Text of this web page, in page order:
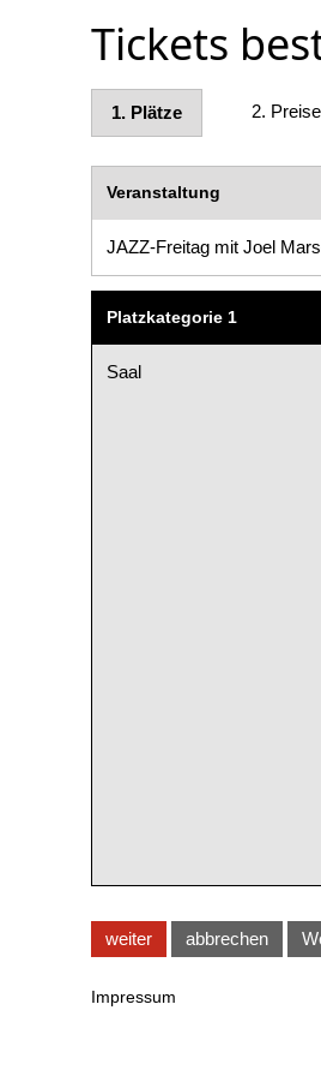
Tickets
1. Plätze 2. Preise
Veranstaltung
JAZZ-Freitag mit Joel
Platzkategorie 1
Saal
weiter abbrechen
Impressum